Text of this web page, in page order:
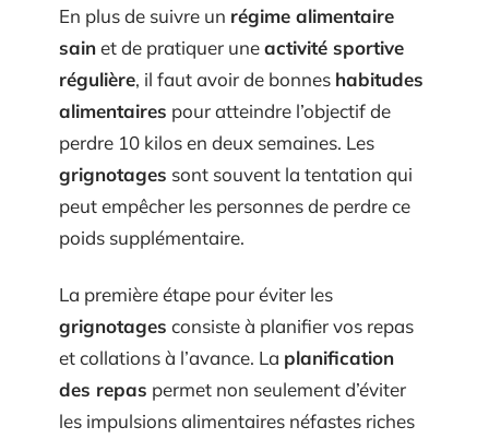
En plus de suivre un régime alimentaire
sainet de pratiquer uneactivité sportive
régulière, il faut avoir de bonnes habitudes
alimentaires pour atteindre l’objectif de
perdre 10 kilos en deux semaines. Les
grignotages sont souvent la tentation qui
peut empêcher les personnes de perdre ce
poids supplémentaire.
La première étape pour éviter les
grignotages consiste à planifier vos repas
et collations à l’avance. La planification
des repas permet non seulement d’éviter
les impulsions alimentaires néfastes riches